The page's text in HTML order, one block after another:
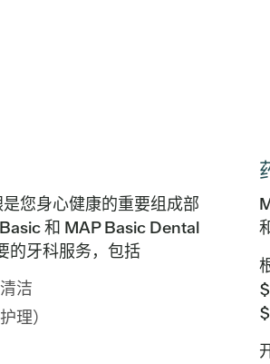
您身心健康的重要组成部
和 MAP Basic Dental
的牙科服务，包括
洁
理）